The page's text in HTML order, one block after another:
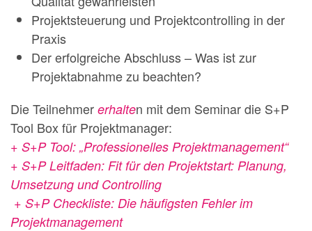
Projektsteuerung und Projektcontrolling in der
Praxis
Der erfolgreiche Abschluss – Was ist zur
Projektabnahme zu beachten?
Die Teilnehmer erhalten mit dem Seminar die S+P
Tool Box für Projektmanager:
+ S+P Tool: „Professionelles Projektmanagement“
+ S+P Leitfaden: Fit für den Projektstart: Planung,
Umsetzung und Controlling
+ S+P Checkliste: Die häufigsten Fehler im
Projektmanagement